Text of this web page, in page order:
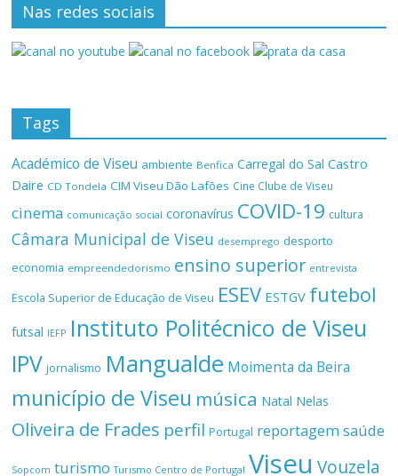
Nas redes sociais
Tags
Académico de Viseu ambiente Benfica Carregal do Sal Castro
Daire CD Tondela CIM Viseu Dão Lafões Cine Clube de Viseu
cinema comunicação social coronavírus COVID-19 cultura
Câmara Municipal de Viseu desemprego desporto
economia empreendedorismo ensino superior entrevista
Escola Superior de Educação de Viseu ESEV ESTGV futebol
futsal IEFP Instituto Politécnico de Viseu
IPV jornalismo Mangualde Moimenta da Beira
município de Viseu música Natal Nelas
Oliveira de Frades perfil Portugal reportagemsaúde
Sopcom turismo Turismo Centro de Portugal Viseu Vouzela